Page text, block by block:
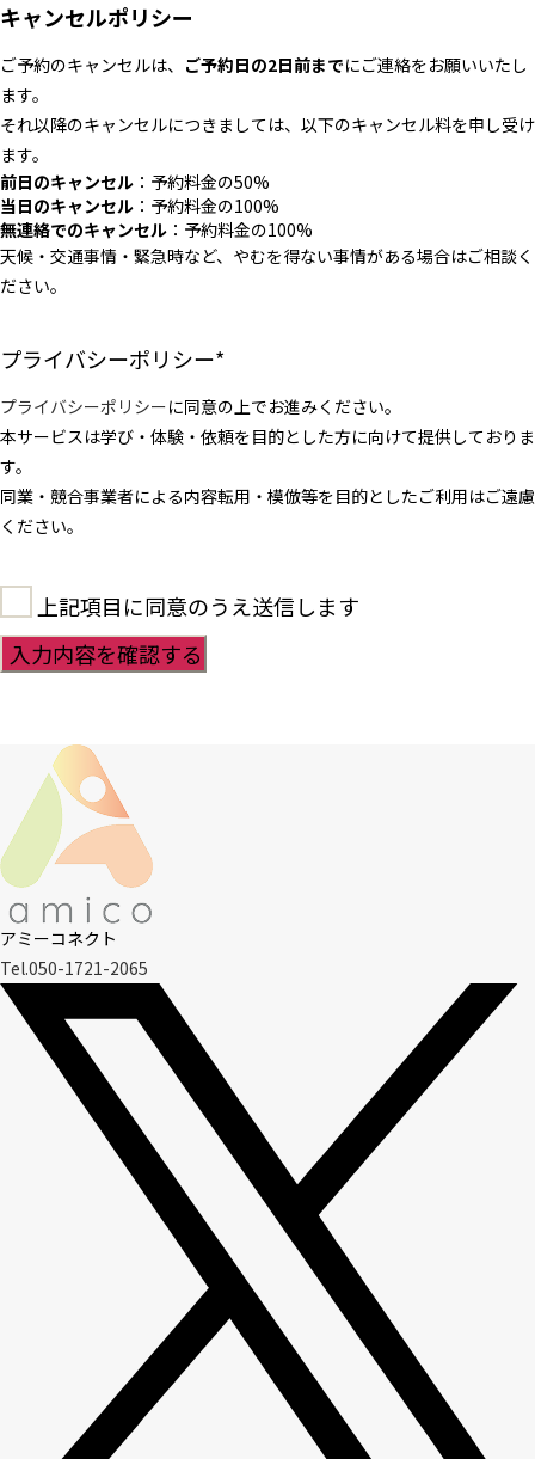
キャンセルポリシー
ご予約のキャンセルは、 ご予約日の2日前までにご連絡をお願いいたし
ます。
それ以降のキャンセルにつきましては、以下のキャンセル料を申し受け
ます。
前日のキャンセル ：予約料金の50%
当日のキャンセル ：予約料金の100%
無連絡でのキャンセル ：予約料金の100%
天候・交通事情・緊急時など、やむを得ない事情がある場合はご相談く
ださい。
プライバシーポリシー*
プライバシーポリシーに同意の上でお進みください。
本サービスは学び・体験・依頼を目的とした方に向けて提供しておりま
す。
同業・競合事業者による内容転用・模倣等を目的としたご利用はご遠慮
ください。
上記項目に同意のうえ送信します
アミーコネクト
Tel.050-1721-2065